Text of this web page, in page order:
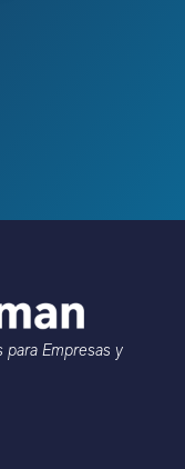
Empresas y